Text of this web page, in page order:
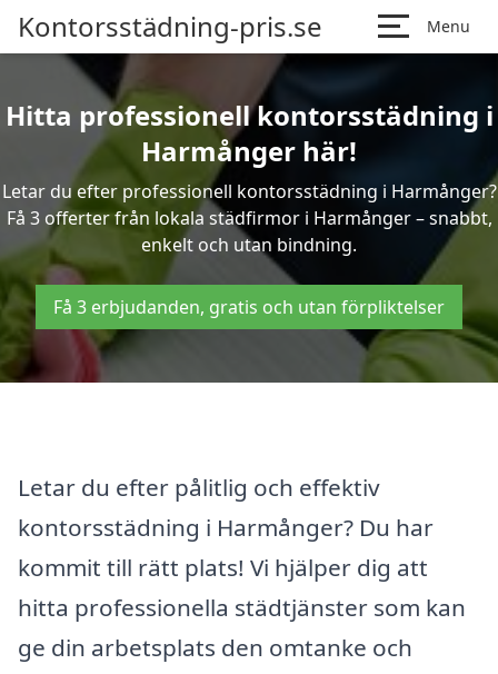
Kontorsstädning-pris.se Menu
Hitta professionell kontorsstädning i
Harmånger här!
Letar du efter professionell kontorsstädning i Harmånger?
Få 3 offerter från lokala städfirmor i Harmånger – snabbt,
enkelt och utan bindning.
Få 3 erbjudanden, gratis och utan förpliktelser
Letar du efter pålitlig och effektiv
kontorsstädning i Harmånger? Du har
kommit till rätt plats! Vi hjälper dig att
hitta professionella städtjänster som kan
ge din arbetsplats den omtanke och